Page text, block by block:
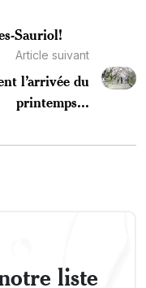
Sauriol!
Article suivant
l’arrivée du
printemps...
liste